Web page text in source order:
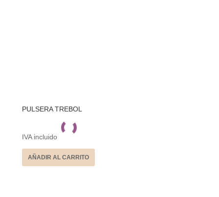
PULSERA TREBOL
IVA incluido
AÑADIR AL CARRITO